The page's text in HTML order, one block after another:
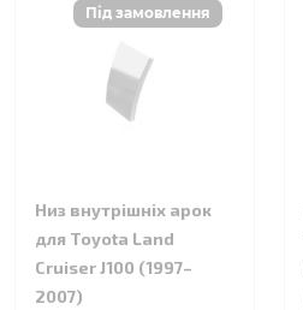
Низ внутрішніх арок
для Toyota Land
Cruiser J100 (1997–
2007)